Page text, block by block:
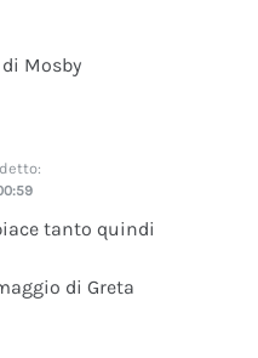
Mosby
tanto quindi
di Greta